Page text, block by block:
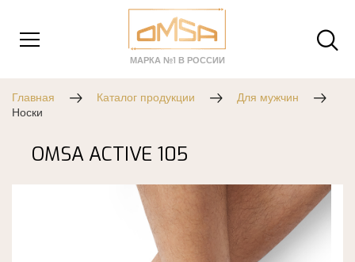
МАРКА №1 В РОССИИ
Главная Каталог продукции
Для мужчин
Носки
OMSA ACTIVE 105